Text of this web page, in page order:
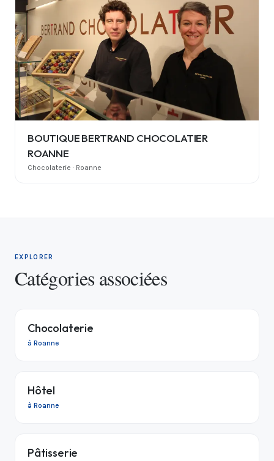
BOUTIQUE BERTRAND CHOCOLATIER
ROANNE
Chocolaterie · Roanne
EXPLORER
Catégories associées
Chocolaterie
à Roanne
Hôtel
à Roanne
Pâtisserie